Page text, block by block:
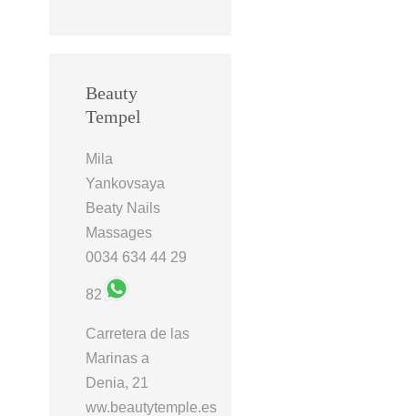
Beauty
Tempel
Mila
Yankovsaya
Beaty Nails
Massages
0034 634 44 29
82
Carretera de las
Marinas a
Denia, 21
ww.beautytemple.es